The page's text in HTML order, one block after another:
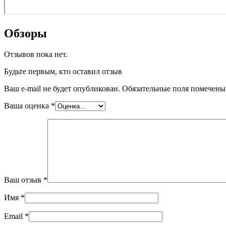
Обзоры
Отзывов пока нет.
Будьте первым, кто оставил отзыв
Ваш e-mail не будет опубликован. Обязательные поля
Ваша оценка *
Ваш отзыв *
Имя *
Email *